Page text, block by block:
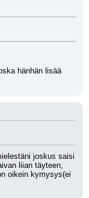
hänhän lisää
joskus saisi
liian täyteen,
oikein kymysys(ei